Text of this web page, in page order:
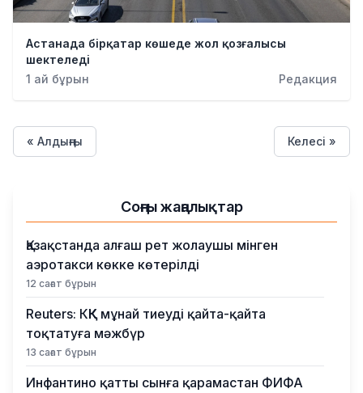
Астанада бірқатар көшеде жол қозғалысы
шектеледі
1 ай бұрын
Редакция
« Алдыңғы Келесі »
Соңғы жаңалықтар
Қазақстанда алғаш рет жолаушы мінген
аэротакси көкке көтерілді
12 сағат бұрын
Reuters: КҚК мұнай тиеуді қайта-қайта
тоқтатуға мәжбүр
13 сағат бұрын
Инфантино қатты сынға қарамастан ФИФА